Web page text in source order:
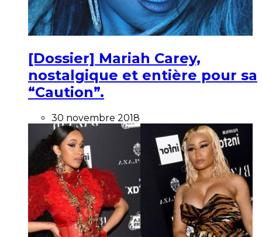
[Dossier] Mariah Carey,
nostalgique et entière pour sa
“Caution”.
30 novembre 2018